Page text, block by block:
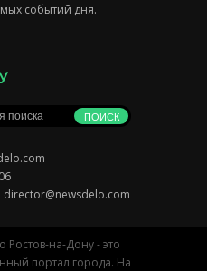
событий дня.
director@newsdelo.com
Ростов-на-Дону - это
портал города. На